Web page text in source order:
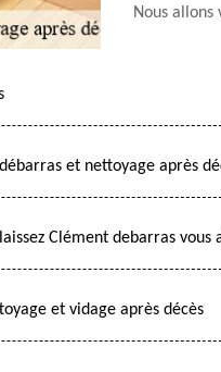
Nous
et nettoyage après
Clément debarras vous
et vidage après décès